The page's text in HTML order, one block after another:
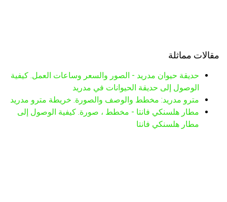
مقالات مماثلة
حديقة حيوان مدريد - الصور والسعر وساعات العمل. كيفية
الوصول إلى حديقة الحيوانات في مدريد
مترو مدريد: مخطط والوصف والصورة. خريطة مترو مدريد
مطار هلسنكي فانتا - مخطط ، صورة. كيفية الوصول إلى
مطار هلسنكي فانتا